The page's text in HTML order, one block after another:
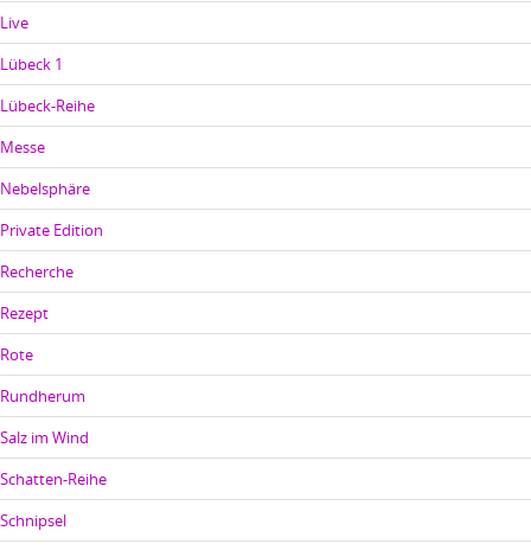
Live
Lübeck 1
Lübeck-Reihe
Messe
Nebelsphäre
Private Edition
Recherche
Rezept
Rote
Rundherum
Salz im Wind
Schatten-Reihe
Schnipsel